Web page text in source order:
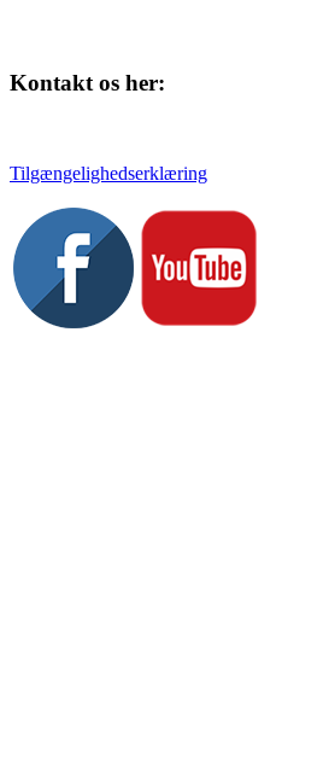
Kontakt os her:
Tilgængelighedserklæring